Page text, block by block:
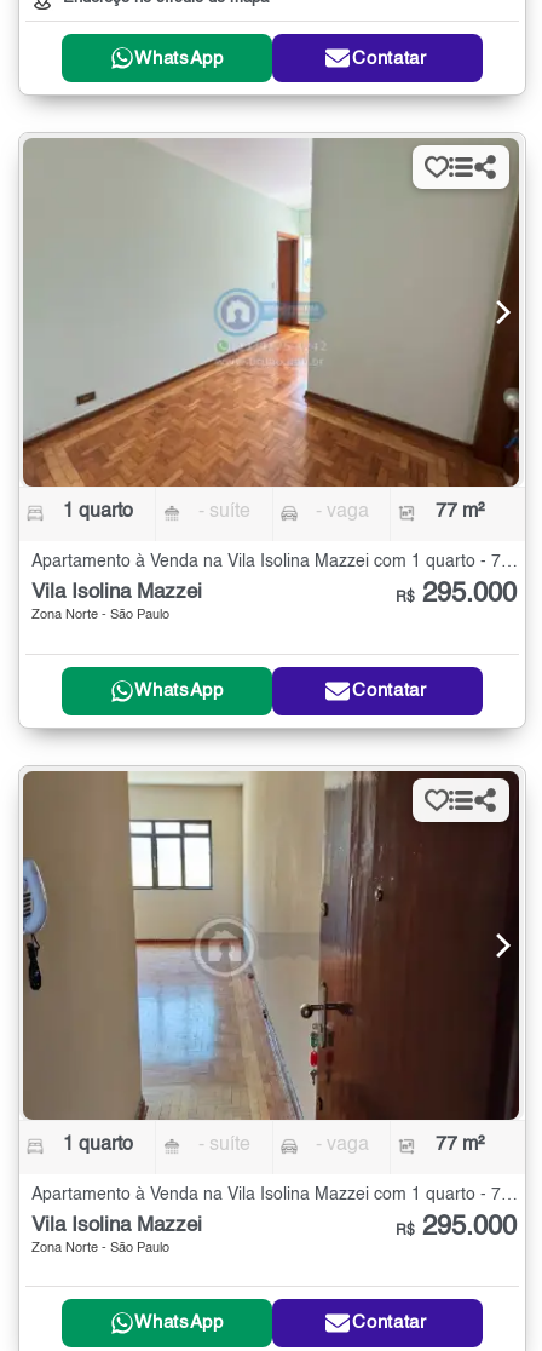
WhatsApp Contatar
1 quarto - suíte - vaga 77 m²
Apartamento à Venda na Vila Isolina Mazzei com 1 quarto - 77 m²
Vila Isolina Mazzei
Zona Norte - São Paulo
R$ 295.000
WhatsApp Contatar
1 quarto - suíte - vaga 77 m²
Vila Isolina Mazzei
Zona Norte - São Paulo
R$ 295.000
WhatsApp Contatar